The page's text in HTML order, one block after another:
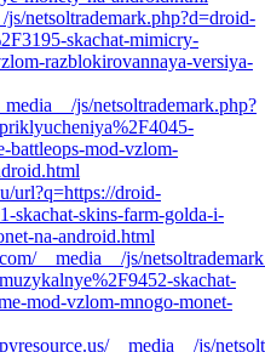
js/netsoltrademark.php?d=droid-
skachat-mimicry-
razblokirovannaya-versiya-
js/netsoltrademark.php?
battleops-mod-vzlom-
url?q=https://droid-
skachat-skins-farm-golda-i-
na-android.html
__media__/js/
skachat-
mod-vzlom-mnogo-monet-
__media__/js/